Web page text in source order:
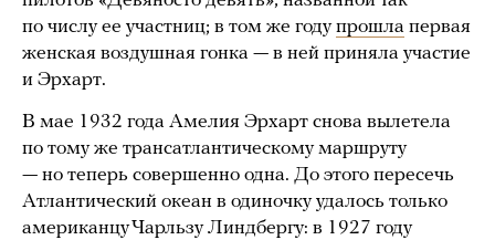
по числу ее участниц; в том же годупрошла первая
женская воздушная гонка — в ней приняла участие
и Эрхарт.
В мае 1932 года Амелия Эрхарт снова вылетела
по тому же трансатлантическому маршруту
— но теперь совершенно одна. До этого пересечь
Атлантический океан в одиночку удалось только
американцу Чарльзу Линдбергу: в 1927 году